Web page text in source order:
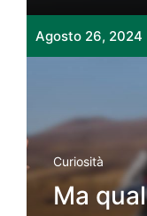
Agosto 26, 2024
Curiosità
Ma